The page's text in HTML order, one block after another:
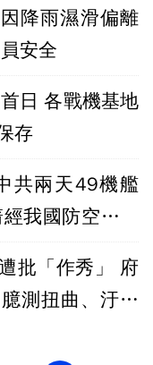
降雨濕滑偏離
安全
日 各戰機基地
存
共兩天49機艦
我國防空識別
批「作秀」 府
測扭曲、汙名